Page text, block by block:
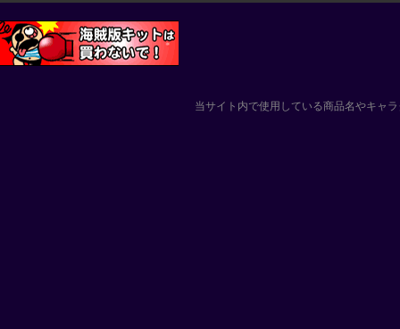
当サイト内で使用している商品名やキャ